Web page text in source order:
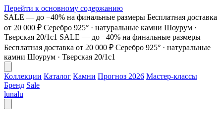
Перейти к основному содержанию
SALE — до −40% на финальные размеры Бесплатная доставка
от 20 000 ₽ Серебро 925° · натуральные камни Шоурум ·
Тверская 20/1с1 SALE — до −40% на финальные размеры
Бесплатная доставка от 20 000 ₽ Серебро 925° · натуральные
камни Шоурум · Тверская 20/1с1
Коллекции Каталог Камни Прогноз 2026 Мастер-классы
Бренд Sale
lunalu